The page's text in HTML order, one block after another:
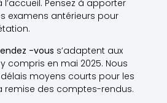
Pensez à apporter
examens antérieurs pour
-vous s’adaptent aux
compris en mai 2025. Nous
moyens courts pour les
remise des comptes-rendus.